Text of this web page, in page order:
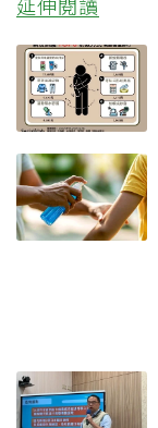
延伸閱讀